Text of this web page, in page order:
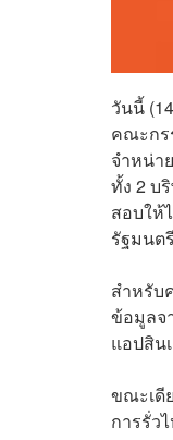
วันนี้
คณะกร
จำหน่า
ทั้ง 2 บ
สอบให้
รัฐมนต
สำหรับ
ข้อมูลจ
แอปสิน
ขณะเดี
การรั่ว